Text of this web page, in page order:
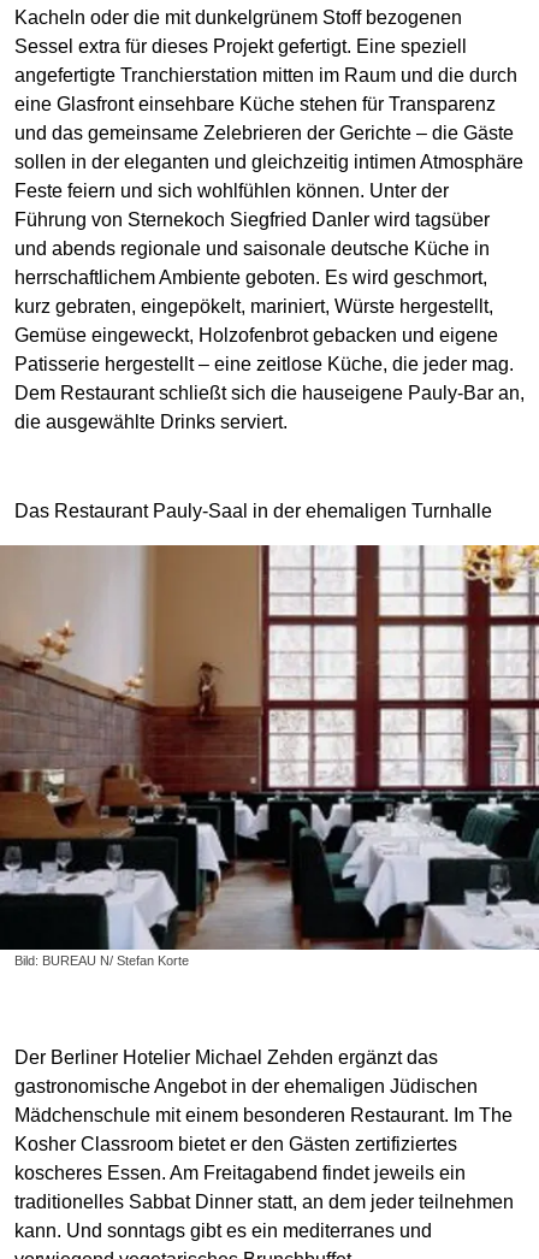
Kacheln oder die mit dunkelgrünem Stoff bezogenen
Sessel extra für dieses Projekt gefertigt. Eine speziell
angefertigte Tranchierstation mitten im Raum und die durch
eine Glasfront einsehbare Küche stehen für Transparenz
und das gemeinsame Zelebrieren der Gerichte – die Gäste
sollen in der eleganten und gleichzeitig intimen Atmosphäre
Feste feiern und sich wohlfühlen können. Unter der
Führung von Sternekoch Siegfried Danler wird tagsüber
und abends regionale und saisonale deutsche Küche in
herrschaftlichem Ambiente geboten. Es wird geschmort,
kurz gebraten, eingepökelt, mariniert, Würste hergestellt,
Gemüse eingeweckt, Holzofenbrot gebacken und eigene
Patisserie hergestellt – eine zeitlose Küche, die jeder mag.
Dem Restaurant schließt sich die hauseigene Pauly-Bar an,
die ausgewählte Drinks serviert.
Bild: BUREAU N/ Stefan Korte
Das Restaurant Pauly-Saal in der ehemaligen Turnhalle
Der Berliner Hotelier Michael Zehden ergänzt das
gastronomische Angebot in der ehemaligen Jüdischen
Mädchenschule mit einem besonderen Restaurant. Im The
Kosher Classroom bietet er den Gästen zertifiziertes
koscheres Essen. Am Freitagabend findet jeweils ein
traditionelles Sabbat Dinner statt, an dem jeder teilnehmen
kann. Und sonntags gibt es ein mediterranes und